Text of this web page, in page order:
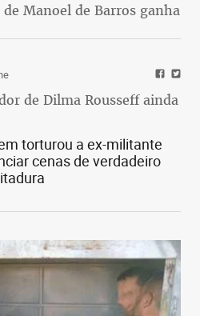
Manoel de Barros ganha
de Dilma Rousseff ainda
torturou a ex-militante
cenas de verdadeiro